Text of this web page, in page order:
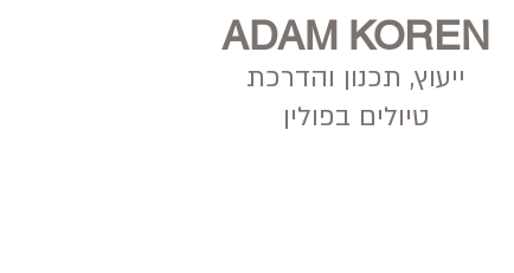
ADAM KOREN
ייעוץ, תכנון והדרכת
טיולים בפולין